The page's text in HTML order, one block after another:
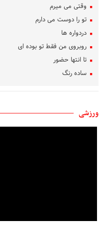
وقتی می میرم
تو را دوست می دارم
دردواره‌ ها
روبروی من فقط تو بوده ای
تا انتها حضور
ساده رنگ
تکلیف دل
بهار غریب
نام من عشق است
ورزشی